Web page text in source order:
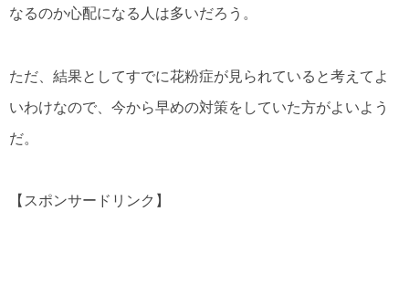
なるのか心配になる人は多いだろう。
ただ、結果としてすでに花粉症が見られていると考えてよ
いわけなので、今から早めの対策をしていた方がよいよう
だ。
【スポンサードリンク】